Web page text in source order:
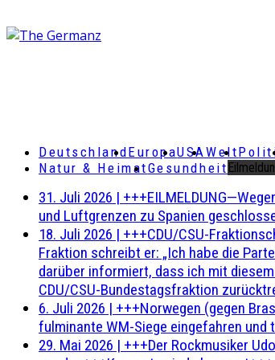
DeutschlandEuropaUSAWelt
Natur & HeimatGesundheit
31. Juli 2026 |
und Luftgrenzen zu Spanien
18. Juli 2026 | +++CDU/CSU-
Fraktion schreibt er: „Ich habe die
darüber informiert, dass ich mit
CDU/CSU-Bundestagsfraktion
6. Juli 2026 | +++Norwegen (gegen
fulminante WM-Siege eingefahren
29. Mai 2026 | +++Der Rockmusiker